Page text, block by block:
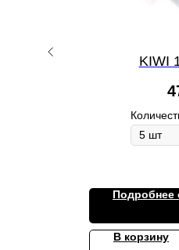
KIWI
Подробнее
В корзину